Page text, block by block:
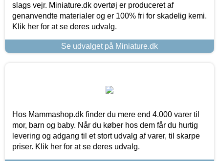
slags vejr. Miniature.dk overtøj er produceret af
genanvendte materialer og er 100% fri for skadelig kemi.
Klik her for at se deres udvalg.
Se udvalget på Miniature.dk
Hos Mammashop.dk finder du mere end 4.000 varer til
mor, barn og baby. Når du køber hos dem får du hurtig
levering og adgang til et stort udvalg af varer, til skarpe
priser. Klik her for at se deres udvalg.